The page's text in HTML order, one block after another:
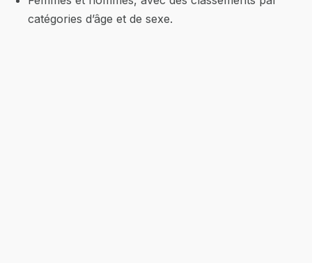
catégories d’âge et de sexe.